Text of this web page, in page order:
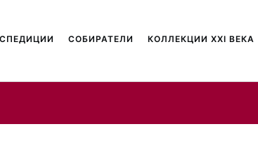
СОБИРАТЕЛИ КОЛЛЕКЦИИ XXI ВЕКА